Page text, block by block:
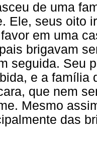
de uma
Ele, seus oito
em uma
brigavam
seguida. Seu
e a família
que nem
Mesmo
das